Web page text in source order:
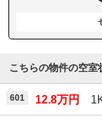
こちらの物件の空室
601 12.8万円